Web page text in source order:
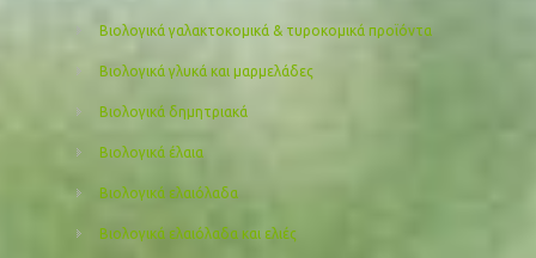
Βιολογικά γαλακτοκομικά & τυροκομικά προϊόντα
Βιολογικά γλυκά και μαρμελάδες
Βιολογικά δημητριακά
Βιολογικά έλαια
Βιολογικά ελαιόλαδα
Βιολογικά ελαιόλαδα και ελιές